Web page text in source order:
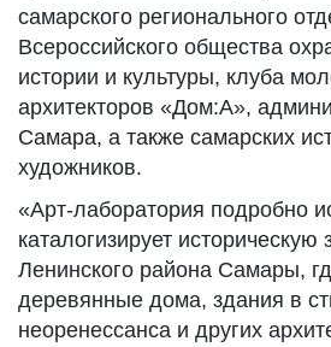
самарского регионального
Всероссийского общества
истории и культуры, клуба
архитекторов «Дом:А»,
Самара, а также самарских
художников.
«Арт-лаборатория подробно
каталогизирует историческую
Ленинского района Самары,
деревянные дома, здания в
неоренессанса и других